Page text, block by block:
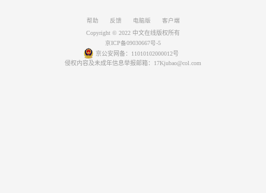
帮助 反馈 电脑版
客户端
Copyright © 2022 中文在线版权所有
京ICP备09030667号-5
京公安网备：11010102000012号
侵权内容及未成年信息举报邮箱：17Kjubao@col.com